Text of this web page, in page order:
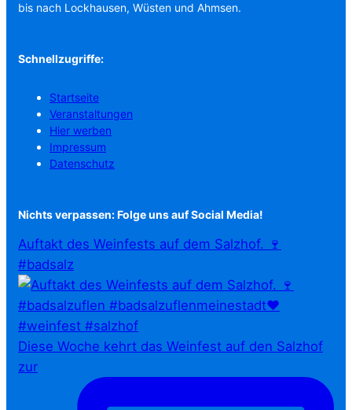
bis nach Lockhausen, Wüsten und Ahmsen.
Schnellzugriffe:
Startseite
Veranstaltungen
Hier werben
Impressum
Datenschutz
Nichts verpassen: Folge uns auf Social Media!
Auftakt des Weinfests auf dem Salzhof. 🍷
#badsalz
Diese Woche kehrt das Weinfest auf den Salzhof
zur